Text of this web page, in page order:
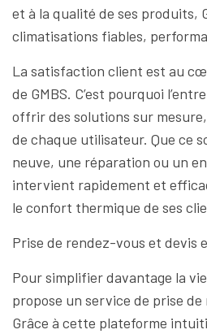
et à la qualité de ses produits,
climatisations fiables,
La satisfaction client est au
de GMBS. C’est pourquoi
offrir des solutions sur
de chaque utilisateur. Que ce
neuve, une réparation ou un
intervient rapidement et
le confort thermique de ses
Prise de rendez-vous et devis
Pour simplifier davantage la
propose un service de prise
Grâce à cette plateforme